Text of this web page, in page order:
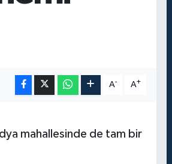
A- A+
mahallesinde de tam bir